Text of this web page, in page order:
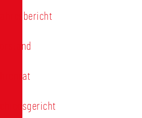
Jahresbericht
Vorstand
Ehrenrat
Schiedsgericht